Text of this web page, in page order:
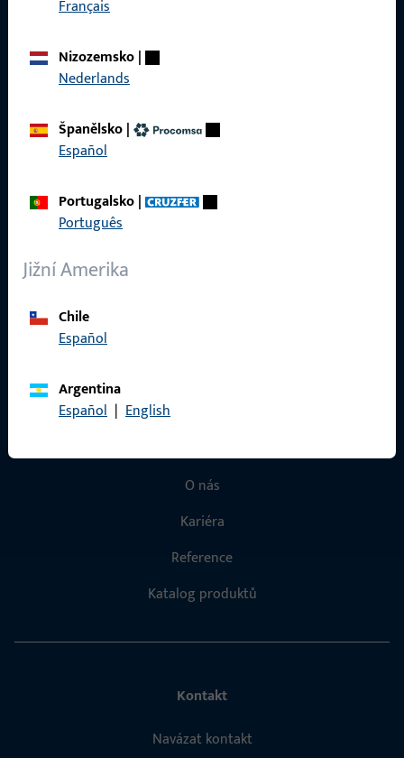
Français
Nizozemsko|
Nederlands
Španělsko|
Español
Portugalsko|
Português
Jižní Amerika
Chile
Español
Argentina
Español | English
Obecné
Ochrana osobních údajů
Rychlý přístup
O nás
Kariéra
Reference
Katalog produktů
Kontakt
Navázat kontakt